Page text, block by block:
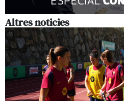
Altres noticies